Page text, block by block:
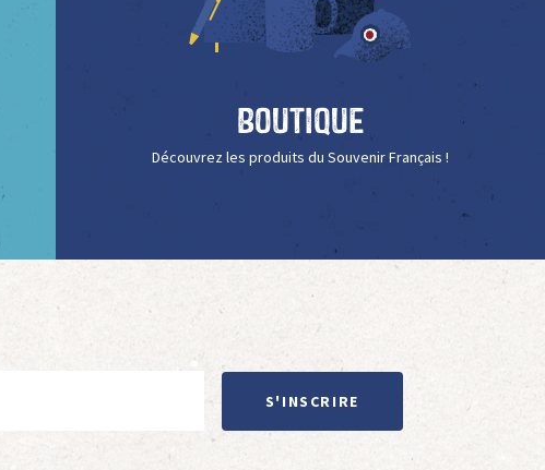
Boutique
Découvrez les produits du Souvenir Français !
S'INSCRIRE